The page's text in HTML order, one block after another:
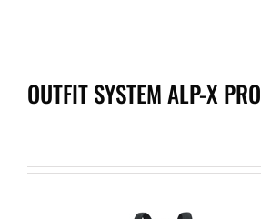
OUTFIT SYSTEM ALP-X PRO